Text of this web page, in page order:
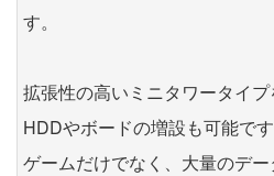
す。
拡張性の高いミニタワータイプ
HDDやボードの増設も可能です
ゲームだけでなく、大量のデ